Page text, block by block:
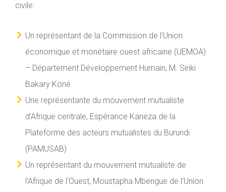
civile:
Un représentant de la Commission de l’Union
économique et monétaire ouest africaine (UEMOA)
– Département Développement Humain, M. Siriki
Bakary Koné
Une représentante du mouvement mutualiste
d’Afrique centrale, Espérance Kaneza de la
Plateforme des acteurs mutualistes du Burundi
(PAMUSAB)
Un représentant du mouvement mutualiste de
l’Afrique de l’Ouest, Moustapha Mbengue de l’Union